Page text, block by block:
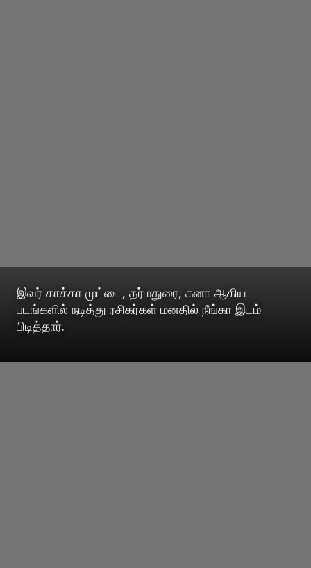
இவர் காக்கா முட்டை, தர்மதுரை, கனா ஆகிய
படங்களில் நடித்து ரசிகர்கள் மனதில் நீங்கா இடம்
பிடித்தார்.